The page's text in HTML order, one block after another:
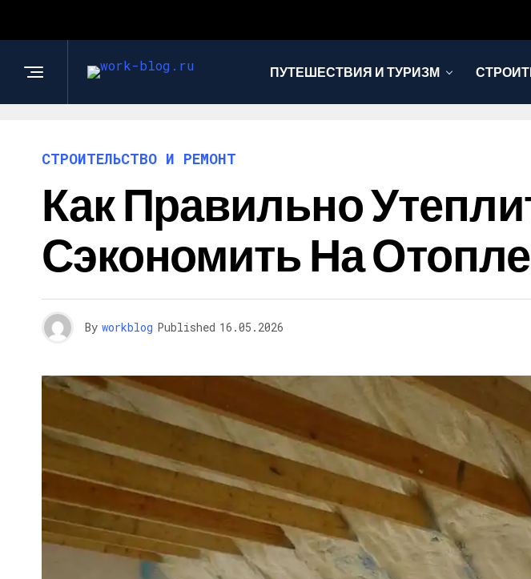
ПУТЕШЕСТВИЯ И ТУРИЗМ
СТРОИТЕЛЬСТВО И РЕМОНТ
Как Правильно
Сэкономить На
By workblog Published 16.05.2026